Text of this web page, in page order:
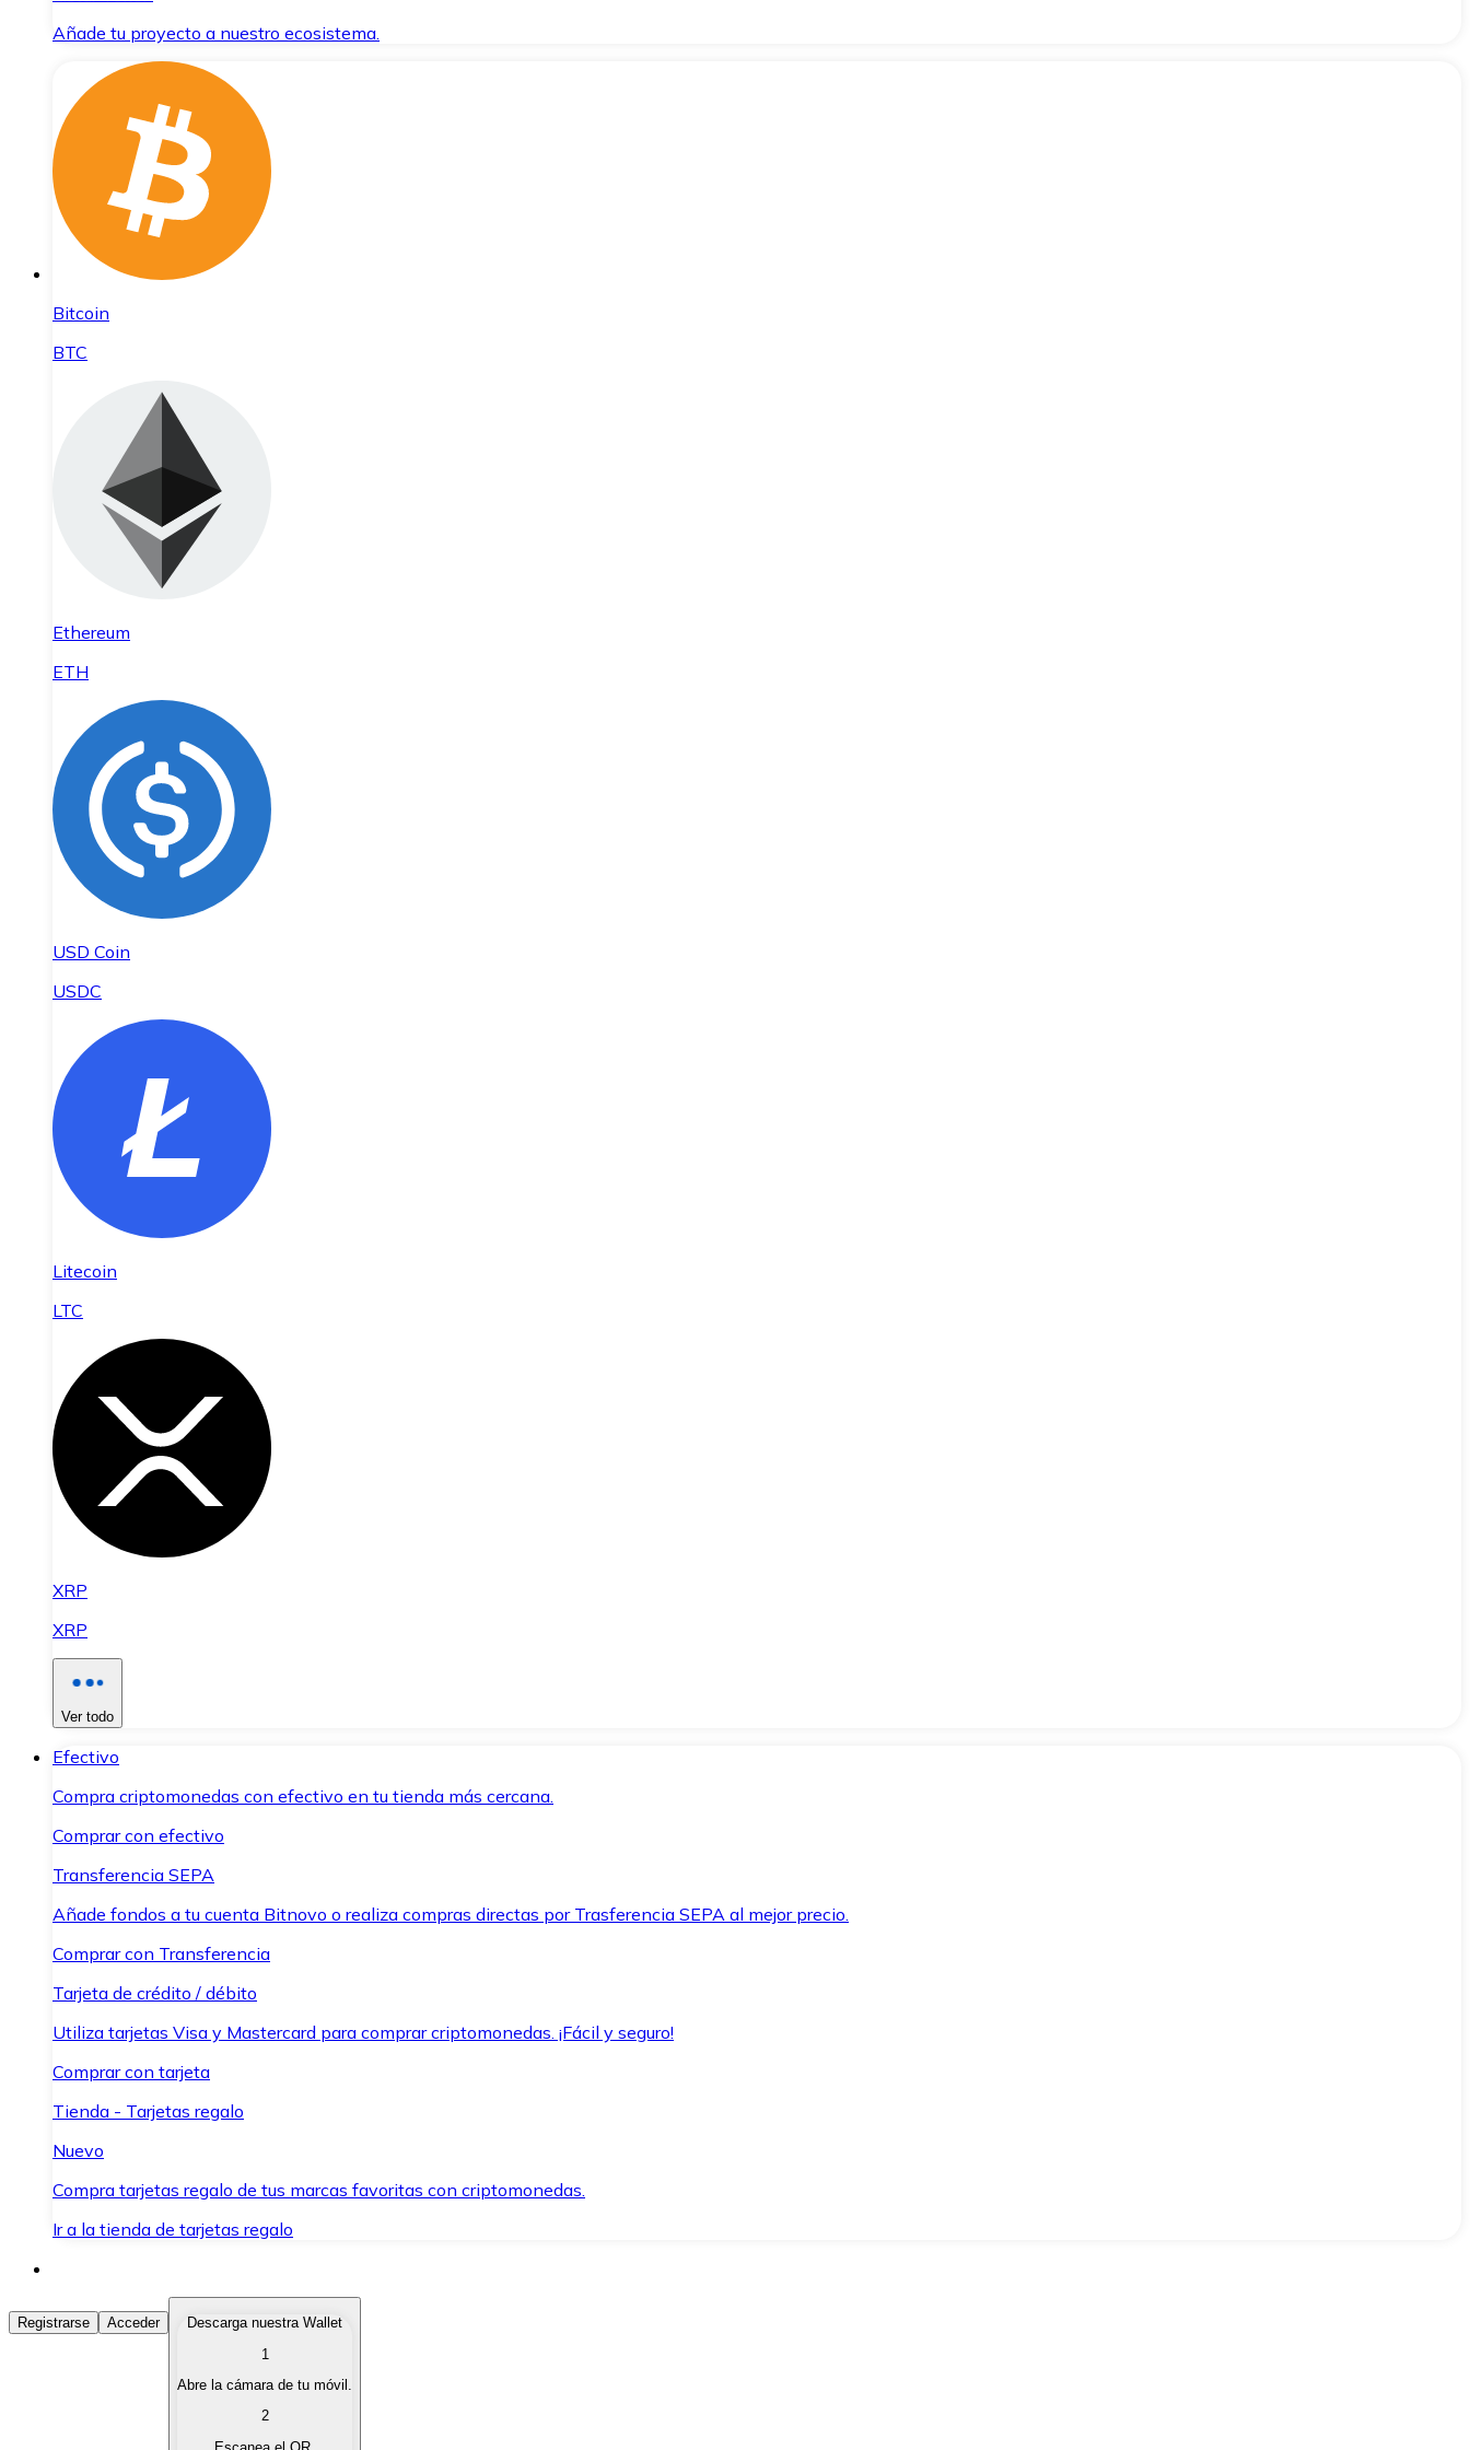
Añade tu proyecto a nuestro ecosistema.
Bitcoin
BTC
Ethereum
ETH
USD Coin
USDC
Litecoin
LTC
XRP
XRP
Ver todo
Efectivo
Compra criptomonedas con efectivo en tu tienda más cercana.
Comprar con efectivo
Transferencia SEPA
Añade fondos a tu cuenta Bitnovo o realiza compras directas por Trasferencia SEPA al mejor precio.
Comprar con Transferencia
Tarjeta de crédito / débito
Utiliza tarjetas Visa y Mastercard para comprar criptomonedas. ¡Fácil y seguro!
Comprar con tarjeta
Tienda - Tarjetas regalo
Nuevo
Compra tarjetas regalo de tus marcas favoritas con criptomonedas.
Ir a la tienda de tarjetas regalo
Comprar Criptomonedas
Compra criptomonedas con diferentes métodos de pago.
Vende tus criptomonedas de forma rápida y segura.
Registrarse Acceder
Descarga nuestra Wallet
1
Abre la cámara de tu móvil.
2